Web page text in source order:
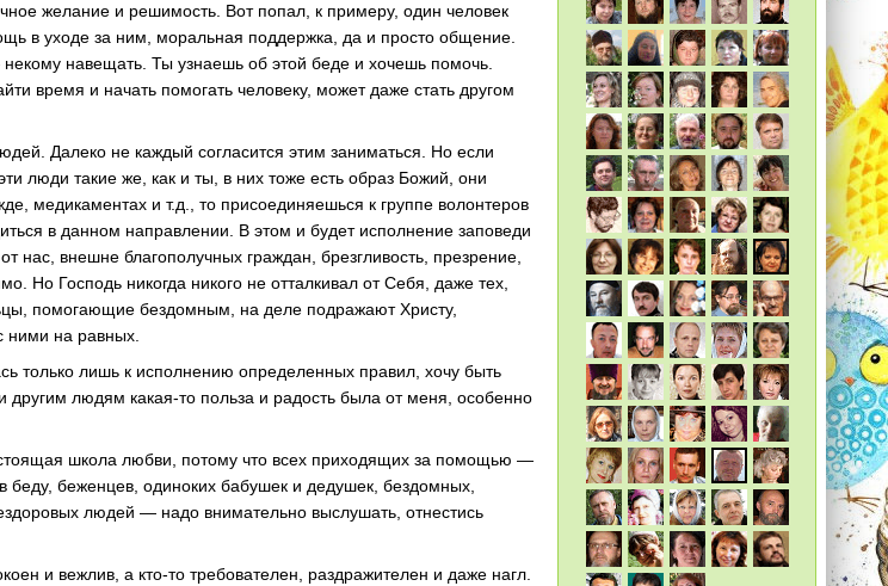
желание и решимость. Вот попал, к примеру, один человек
в уходе за ним, моральная поддержка, да и просто общение.
навещать. Ты узнаешь об этой беде и хочешь помочь.
время и начать помогать человеку, может даже стать другом
Далеко не каждый согласится этим заниматься. Но если
люди такие же, как и ты, в них тоже есть образ Божий, они
медикаментах и т.д., то присоединяешься к группе волонтеров
в данном направлении. В этом и будет исполнение заповеди
внешне благополучных граждан, брезгливость, презрение,
Но Господь никогда никого не отталкивал от Себя, даже тех,
помогающие бездомным, на деле подражают Христу,
ними на равных.
только лишь к исполнению определенных правил, хочу быть
другим людям какая-то польза и радость была от меня, особенно
школа любви, потому что всех приходящих за помощью —
беженцев, одиноких бабушек и дедушек, бездомных,
людей — надо внимательно выслушать, отнестись
и вежлив, а кто-то требователен, раздражителен и даже нагл.